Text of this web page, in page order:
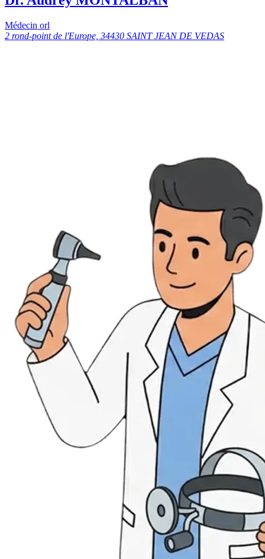
Médecin orl
2 rond-point de l'Europe, 34430 SAINT JEAN DE VEDAS